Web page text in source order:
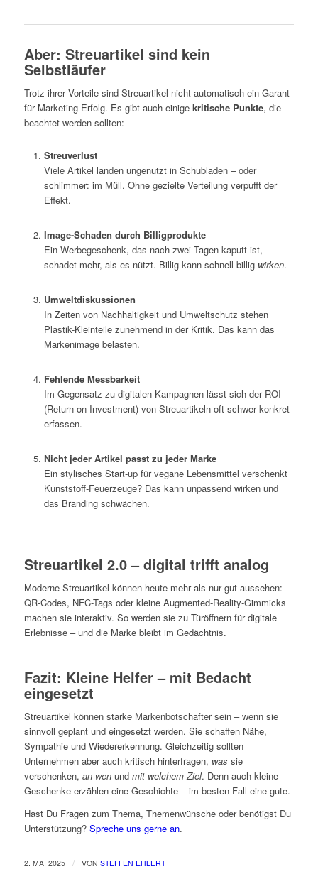
Aber: Streuartikel sind kein
Selbstläufer
Trotz ihrer Vorteile sind Streuartikel nicht automatisch ein Garant
für Marketing-Erfolg. Es gibt auch einige kritische Punkte, die
beachtet werden sollten:
Streuverlust
Viele Artikel landen ungenutzt in Schubladen – oder
schlimmer: im Müll. Ohne gezielte Verteilung verpufft der
Effekt.
Image-Schaden durch Billigprodukte
Ein Werbegeschenk, das nach zwei Tagen kaputt ist,
schadet mehr, als es nützt. Billig kann schnell billig wirken.
Umweltdiskussionen
In Zeiten von Nachhaltigkeit und Umweltschutz stehen
Plastik-Kleinteile zunehmend in der Kritik. Das kann das
Markenimage belasten.
Fehlende Messbarkeit
Im Gegensatz zu digitalen Kampagnen lässt sich der ROI
(Return on Investment) von Streuartikeln oft schwer konkret
erfassen.
Nicht jeder Artikel passt zu jeder Marke
Ein stylisches Start-up für vegane Lebensmittel verschenkt
Kunststoff-Feuerzeuge? Das kann unpassend wirken und
das Branding schwächen.
Streuartikel 2.0 – digital trifft analog
Moderne Streuartikel können heute mehr als nur gut aussehen:
QR-Codes, NFC-Tags oder kleine Augmented-Reality-Gimmicks
machen sie interaktiv. So werden sie zu Türöffnern für digitale
Erlebnisse – und die Marke bleibt im Gedächtnis.
Fazit: Kleine Helfer – mit Bedacht
eingesetzt
Streuartikel können starke Markenbotschafter sein – wenn sie
sinnvoll geplant und eingesetzt werden. Sie schaffen Nähe,
Sympathie und Wiedererkennung. Gleichzeitig sollten
Unternehmen aber auch kritisch hinterfragen, was sie
verschenken, an wenund mit welchem Ziel. Denn auch kleine
Geschenke erzählen eine Geschichte – im besten Fall eine gute.
Hast Du Fragen zum Thema, Themenwünsche oder benötigst Du
Unterstützung? Spreche uns gerne an.
2. MAI 2025 / VON STEFFEN EHLERT